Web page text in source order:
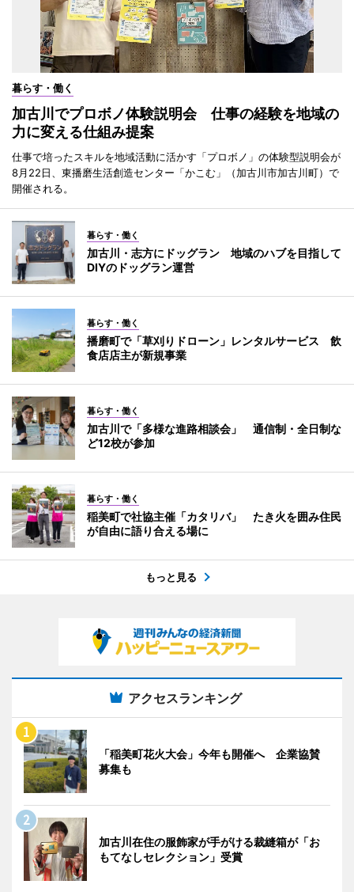
暮らす・働く
加古川でプロボノ体験説明会 仕事の経験を地域の
力に変える仕組み提案
仕事で培ったスキルを地域活動に活かす「プロボノ」の体験型説明会が
8月22日、東播磨生活創造センター「かこむ」（加古川市加古川町）で
開催される。
暮らす・働く
加古川・志方にドッグラン 地域のハブを目指して
DIYのドッグラン運営
暮らす・働く
播磨町で「草刈りドローン」レンタルサービス 飲
食店店主が新規事業
暮らす・働く
加古川で「多様な進路相談会」 通信制・全日制な
ど12校が参加
暮らす・働く
稲美町で社協主催「カタリバ」 たき火を囲み住民
が自由に語り合える場に
もっと見る
アクセスランキング
「稲美町花火大会」今年も開催へ 企業協賛
募集も
加古川在住の服飾家が手がける裁縫箱が「お
もてなしセレクション」受賞